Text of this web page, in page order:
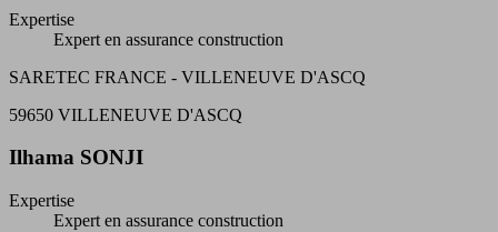
Expertise
Expert en assurance construction
SARETEC FRANCE - VILLENEUVE D'ASCQ
59650 VILLENEUVE D'ASCQ
Ilhama SONJI
Expertise
Expert en assurance construction